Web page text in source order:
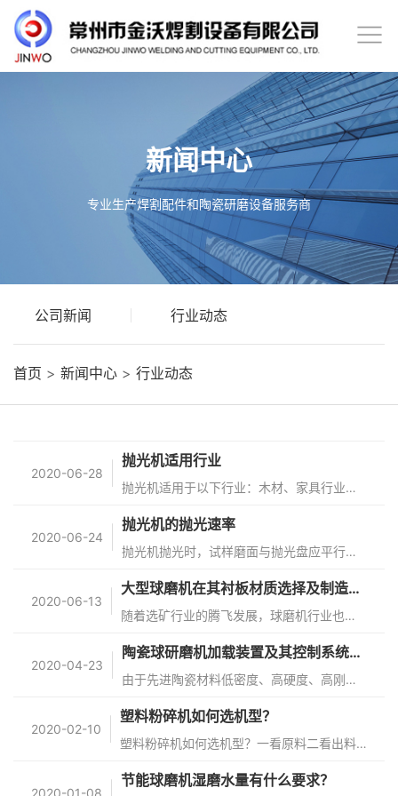
新闻中心
专业生产焊割配件和陶瓷研磨设备服务商
公司新闻 行业动态
首页 > 新闻中心 > 行业动态
2020-06-28
抛光机适用行业
抛光机适用于以下行业：木材、家具行业如平木板、家具金属拉手等工件砂光拉丝；五金（金属）材料及制品铝型材及其制品、不锈钢制品及器皿、铜型材及制品、水暖卫浴器材、锁类、灯饰制品、标牌铭牌、五金工艺饰品、刀剪类、门的活叶、汽车自行车零配件、餐具类、韪扣类制品、钮扣、皮带扣、手机外壳、钟表行业等工件砂光拉丝
2020-06-24
抛光机的抛光速率
抛光机抛光时，试样磨面与抛光盘应平行并均匀地轻压在抛光盘上，注意防止试样飞出和因压力太大而产生新磨痕。同时，还应使试样自转并沿转盘半径方向来回移动，以避免抛光织物局部磨损太快在抛光过程中要不断添加微粉悬浮液，使抛光织物保持一定湿度。湿度太大会减弱抛光的磨痕作用，使试样中硬相呈现浮凸和钢中非金属夹杂物
2020-06-13
大型球磨机在其衬板材质选择及制造上极其讲究
随着选矿行业的腾飞发展，球磨机行业也日益兴旺。如今市场上生产球磨机的厂家有很多，价格也相差甚远。所谓“一分价钱一分货”说的就是这个道理。就拿大小型球磨机来说，它们在形态上的区别外，在衬板材质的选择上也有很大差别，所以一般大型的球磨机其价格也相对较高些。衬板是节能球磨机的常耗件，且用量很大。球磨机的衬
2020-04-23
陶瓷球研磨机加载装置及其控制系统的研究
由于先进陶瓷材料低密度、高硬度、高刚度、高耐磨损性和低热膨胀系数、高热稳定性和化学稳定、无磁等优良的综合性能,氮化硅等陶瓷球已被广泛地用于高速、高精度及特殊环境需求轴承的滚动体。加工载荷被认为是陶瓷球研磨最重要的加工参数,直接影响了陶瓷球研磨过程中的成球过程、加工效率以及加工质量。本文主要以氮化硅Si3N
2020-02-10
塑料粉碎机如何选机型？
塑料粉碎机如何选机型？一看原料二看出料三看产量塑料粉碎机也可以称为水口料机边粉碎机，是一种针对注塑成型后边角料的环保回收再生利用的粉碎系统，利于塑料回收及再生塑料颗粒。通常情况下，水口料可以直接投放，按注塑成型后的水口料一个一个地匀速投入，切记不可集中投料，同时也不需要额外进料系统，投入后通过比例阀
2020-01-08
节能球磨机湿磨水量有什么要求？